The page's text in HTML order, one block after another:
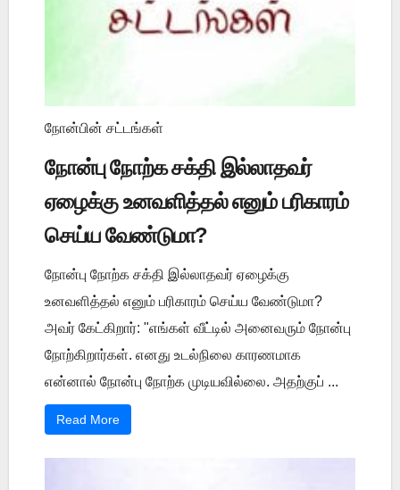
நோன்பின் சட்டங்கள்
நோன்பு நோற்க சக்தி இல்லாதவர்
ஏழைக்கு உனவளித்தல் எனும் பரிகாரம்
செய்ய வேண்டுமா?
நோன்பு நோற்க சக்தி இல்லாதவர் ஏழைக்கு
உனவளித்தல் எனும் பரிகாரம் செய்ய வேண்டுமா?
அவர் கேட்கிறார்: "எங்கள் வீட்டில் அனைவரும் நோன்பு
நோற்கிறார்கள். எனது உடல்நிலை காரணமாக
என்னால் நோன்பு நோற்க முடியவில்லை. அதற்குப் ...
Read More